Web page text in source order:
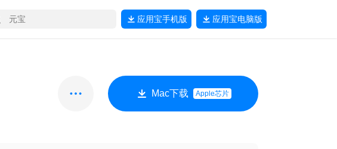
应用宝手机版 应用宝电脑版
Mac下载 Apple芯片